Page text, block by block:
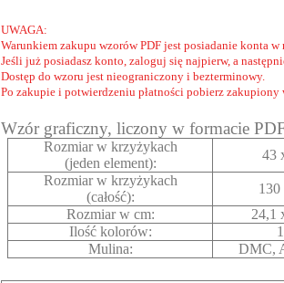
UWAGA:
Warunkiem zakupu wzorów PDF jest posiadanie konta w
Jeśli już posiadasz konto, zaloguj się najpierw, a
Dostęp do wzoru jest nieograniczony i bezterminowy.
Po zakupie i potwierdzeniu płatności pobierz zakupiony
Wzór graficzny, liczony w formacie
Rozmiar w krzyżykach
(jeden element):
43
Rozmiar w krzyżykach
(całość):
130
Rozmiar w cm:
24,1
Ilość kolorów:
Mulina:
DMC,